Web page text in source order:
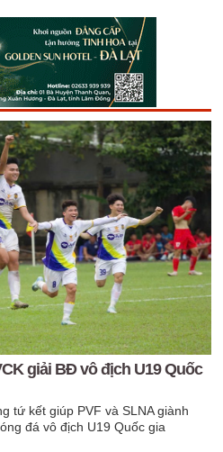
giải BĐ vô địch U19 Quốc
tứ kết giúp PVF và SLNA giành
đá vô địch U19 Quốc gia